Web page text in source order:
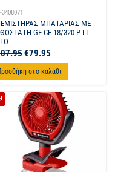
3408071
ΜΠΑΤΑΡΙΑΣ ΜΕ
GE-CF 18/320 P LI-
€79.95
στο καλάθι